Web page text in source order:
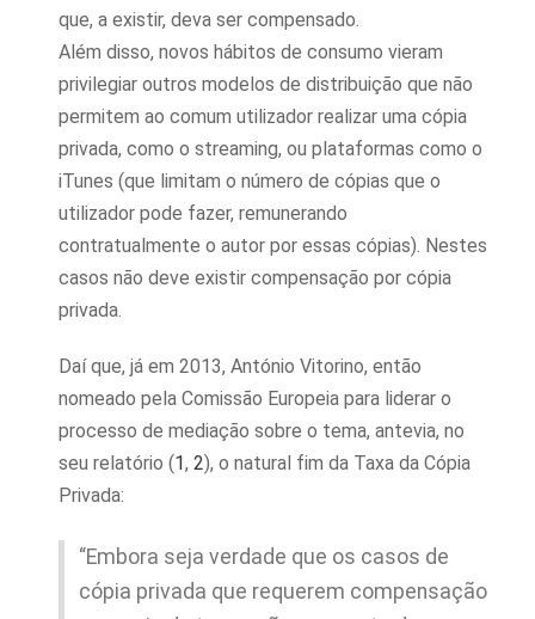
que, a existir, deva ser compensado.
Além disso, novos hábitos de consumo vieram
privilegiar outros modelos de distribuição que não
permitem ao comum utilizador realizar uma cópia
privada, como o streaming, ou plataformas como o
iTunes (que limitam o número de cópias que o
utilizador pode fazer, remunerando
contratualmente o autor por essas cópias). Nestes
casos não deve existir compensação por cópia
privada.
Daí que, já em 2013, António Vitorino, então
nomeado pela Comissão Europeia para liderar o
processo de mediação sobre o tema, antevia, no
seu relatório (1, 2), o natural fim da Taxa da Cópia
Privada:
“Embora seja verdade que os casos de
cópia privada que requerem compensação